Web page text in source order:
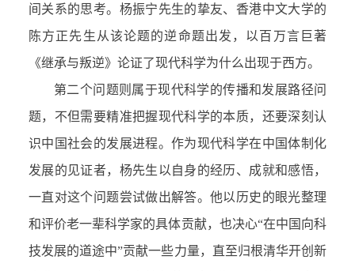
间关系的思考。杨振宁先生的挚友、香港中文大学的
陈方正先生从该论题的逆命题出发，以百万言巨著
《继承与叛逆》论证了现代科学为什么出现于西方。
第二个问题则属于现代科学的传播和发展路径问
题，不但需要精准把握现代科学的本质，还要深刻认
识中国社会的发展进程。作为现代科学在中国体制化
发展的见证者，杨先生以自身的经历、成就和感悟，
一直对这个问题尝试做出解答。他以历史的眼光整理
和评价老一辈科学家的具体贡献，也决心“在中国向科
技发展的道途中”贡献一些力量，直至归根清华开创新